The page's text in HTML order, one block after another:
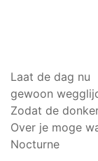
Laat de dag nu
gewoon
Zodat de
Over je moge
Nocturne